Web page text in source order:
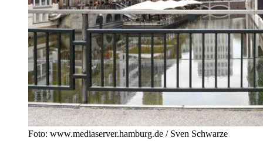
Foto: www.mediaserver.hamburg.de / Sven Schwarze